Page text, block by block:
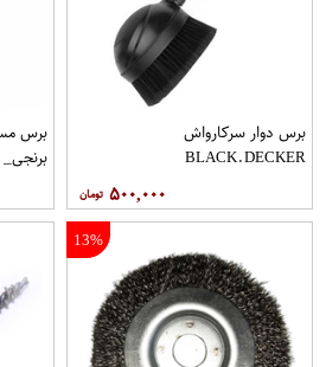
برس دوار سرکارواش
BLACK.DECKER
۵۰۰,۰۰۰
13%